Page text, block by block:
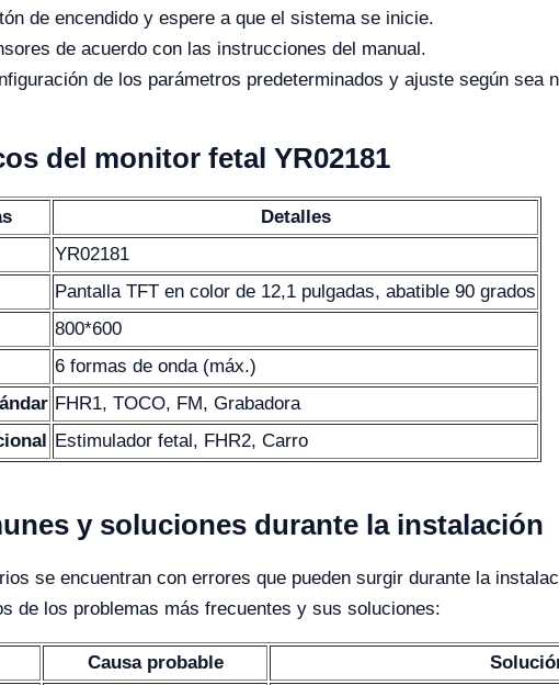
de encendido y espere a que el sistema se inicie.
de acuerdo con las instrucciones del manual.
de los parámetros predeterminados y ajuste según sea
del monitor fetal YR02181
Detalles
YR02181
Pantalla TFT en color de 12,1 pulgadas, abatible 90 grados
800*600
6 formas de onda (máx.)
FHR1, TOCO, FM, Grabadora
Estimulador fetal, FHR2, Carro
y soluciones durante la instalación
se encuentran con errores que pueden surgir durante la
de los problemas más frecuentes y sus soluciones:
Causa probable